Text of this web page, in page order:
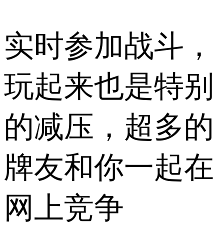
实时参加战斗，
玩起来也是特别
的减压，超多的
牌友和你一起在
网上竞争